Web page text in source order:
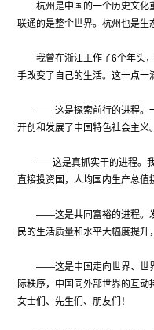
杭州是中国的一个历史文化重
联通的是整个世界。杭州也是生
我曾在浙江工作了6个年头，
手改变了自己的生活。这一点一
——这是探索前行的进程。一个
开创和发展了中国特色社会主义。
——这是真抓实干的进程。我们
直接投资国，人均国内生产总值
——这是共同富裕的进程。发
民的生活质量和水平大幅度提
——这是中国走向世界、世界
际秩序，中国同外部世界的互动
女士们、先生们、朋友们！